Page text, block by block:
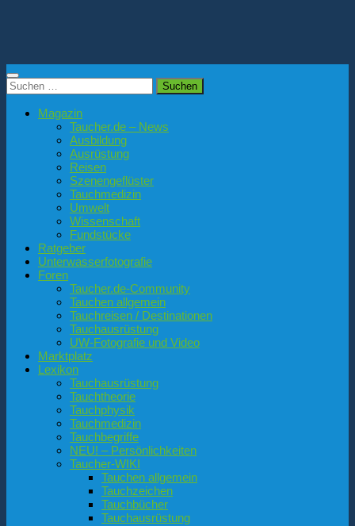
Suchen
nach:
Magazin
Taucher.de – News
Ausbildung
Ausrüstung
Reisen
Szenengeflüster
Tauchmedizin
Umwelt
Wissenschaft
Fundstücke
Ratgeber
Unterwasserfotografie
Foren
Taucher.de-Community
Tauchen allgemein
Tauchreisen / Destinationen
Tauchausrüstung
UW-Fotografie und Video
Marktplatz
Lexikon
Tauchausrüstung
Tauchtheorie
Tauchphysik
Tauchmedizin
Tauchbegriffe
NEU! – Persönlichkeiten
Taucher-WIKI
Tauchen allgemein
Tauchzeichen
Tauchbücher
Tauchausrüstung